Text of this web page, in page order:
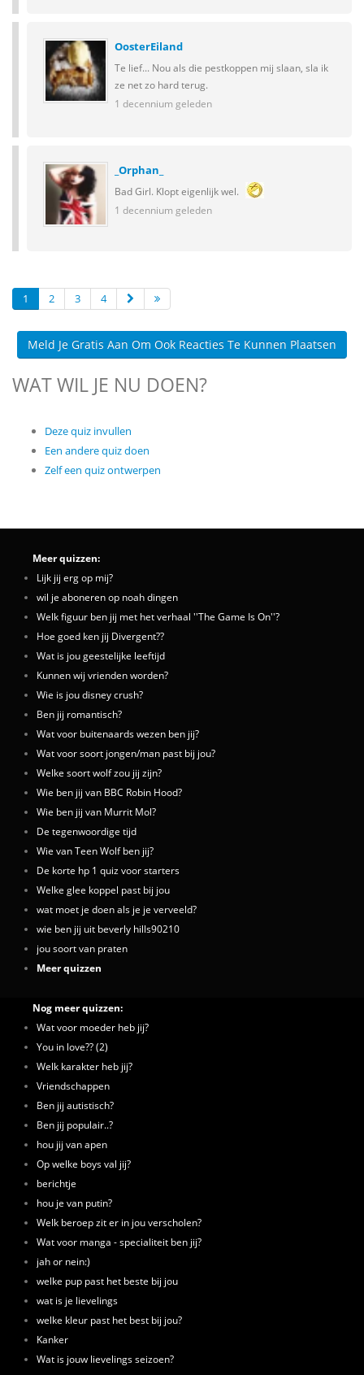
OosterEiland
Te lief... Nou als die pestkoppen mij slaan, sla ik
ze net zo hard terug.
1 decennium geleden
_Orphan_
Bad Girl. Klopt eigenlijk wel.
1 decennium geleden
1 2 3 4
Meld Je Gratis Aan Om Ook Reacties Te Kunnen Plaatsen
WAT WIL JE NU DOEN?
Deze quiz invullen
Een andere quiz doen
Zelf een quiz ontwerpen
Meer quizzen:
Lijk jij erg op mij?
wil je aboneren op noah dingen
Welk figuur ben jij met het verhaal ''The Game Is On''?
Hoe goed ken jij Divergent??
Wat is jou geestelijke leeftijd
Kunnen wij vrienden worden?
Wie is jou disney crush?
Ben jij romantisch?
Wat voor buitenaards wezen ben jij?
Wat voor soort jongen/man past bij jou?
Welke soort wolf zou jij zijn?
Wie ben jij van BBC Robin Hood?
Wie ben jij van Murrit Mol?
De tegenwoordige tijd
Wie van Teen Wolf ben jij?
De korte hp 1 quiz voor starters
Welke glee koppel past bij jou
wat moet je doen als je je verveeld?
wie ben jij uit beverly hills90210
jou soort van praten
Meer quizzen
Nog meer quizzen:
Wat voor moeder heb jij?
You in love?? (2)
Welk karakter heb jij?
Vriendschappen
Ben jij autistisch?
Ben jij populair..?
hou jij van apen
Op welke boys val jij?
berichtje
hou je van putin?
Welk beroep zit er in jou verscholen?
Wat voor manga - specialiteit ben jij?
jah or nein:)
welke pup past het beste bij jou
wat is je lievelings
welke kleur past het best bij jou?
Kanker
Wat is jouw lievelings seizoen?